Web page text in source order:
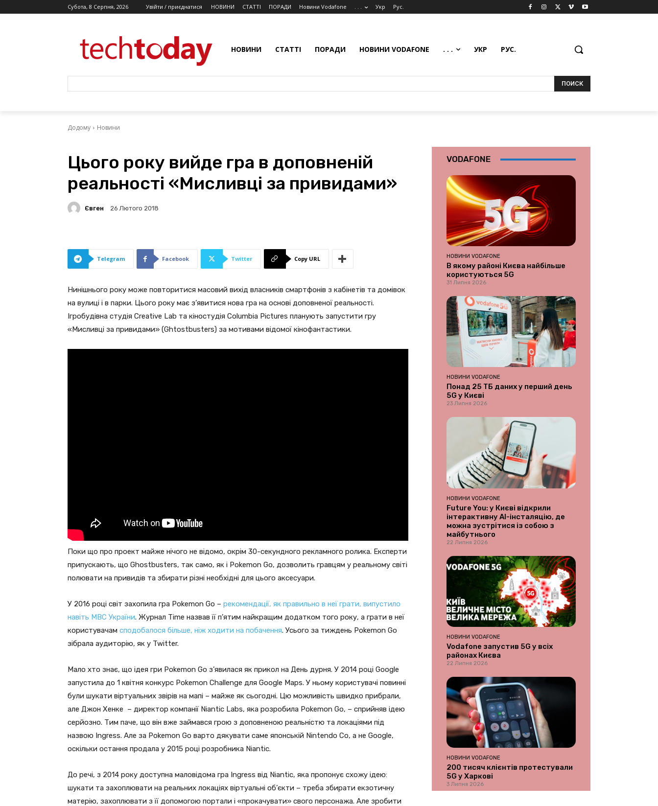
Субота, 8 Серпня, 2026 Увійти / приєднатися НОВИНИ СТАТТІ ПОРАДИ Новини Vodafone . . . Укр Рус.
НОВИНИ СТАТТІ ПОРАДИ НОВИНИ VODAFONE . . . УКР РУС.
ПОИСК
Додому Новини
Цього року вийде гра в доповненій
реальності «Мисливці за привидами»
Євген 26 Лютого 2018
Telegram Facebook Twitter Copy URL
Нинішнього року може повторитися масовий вихід власників смартфонів з кабінетів та домівок
на вулиці і в парки. Цього року має з’явитися нова гра на основі доповненої реальності.
Ігробудівна студія Creative Lab та кіностудія Columbia Pictures планують запустити гру
«Мисливці за привидами» (Ghtostbusters) за мотивами відомої кінофантастики.
Поки що про проект майже нічого не відомо, окрім 30-секундного рекламного ролика. Експерти
припускають, що Ghostbusters, так само, як і Pokemon Go, дозволить гравцям у реальному світі
полювати на привидів та збирати різні необхідні для цього аксесуари.
У 2016 році світ захопила гра Pokemon Go – рекомендації, як правильно в неї грати, випустило
навіть МВС України. Журнал Time назвав її п’ятим найкращим додатком того року, а грати в неї
користувачам сподобалося більше, ніж ходити на побачення. Усього за тиждень Pokemon Go
зібрала аудиторію, як у Twitter.
Мало хто знає, що ідея гри Pokemon Go з’явилася як прикол на День дурня. У 2014 році Google
запустила до 1 квітня конкурс Pokemon Challenge для Google Maps. У ньому користувачі повинні
були шукати віртуальних звірів на мапі – майже як сьогодні. Цю можливість швидко прибрали,
але Джон Хенке – директор компанії Niantic Labs, яка розробила Pokemon Go, – сприйняв ідею
серйозно. Тим паче, що він вже займався грою з доповненою реальністю та локаціями під
назвою Ingress. Але за Pokemon Go варто дякувати саме японській Nintendo Co, а не Google,
оскільки остання продала у 2015 році розробника Niantic.
До речі, з 2014 року доступна маловідома гра Ingress від Niantic, яка пропонує схожу ідею:
шукати та захоплювати на реальних локаціях віртуальні об’єкти – треба збирати екзотичну
матерію, захоплювати з її допомогою портали і «прокачувати» свого персонажа. Але зробити
VODAFONE
НОВИНИ VODAFONE
В якому районі Києва найбільше
користуються 5G
31 Липня 2026
НОВИНИ VODAFONE
Понад 25 ТБ даних у перший день
5G у Києві
23 Липня 2026
НОВИНИ VODAFONE
Future You: у Києві відкрили
інтерактивну AI-інсталяцію, де
можна зустрітися із собою з
майбутнього
22 Липня 2026
НОВИНИ VODAFONE
Vodafone запустив 5G у всіх
районах Києва
22 Липня 2026
НОВИНИ VODAFONE
200 тисяч клієнтів протестували
5G у Харкові
3 Липня 2026